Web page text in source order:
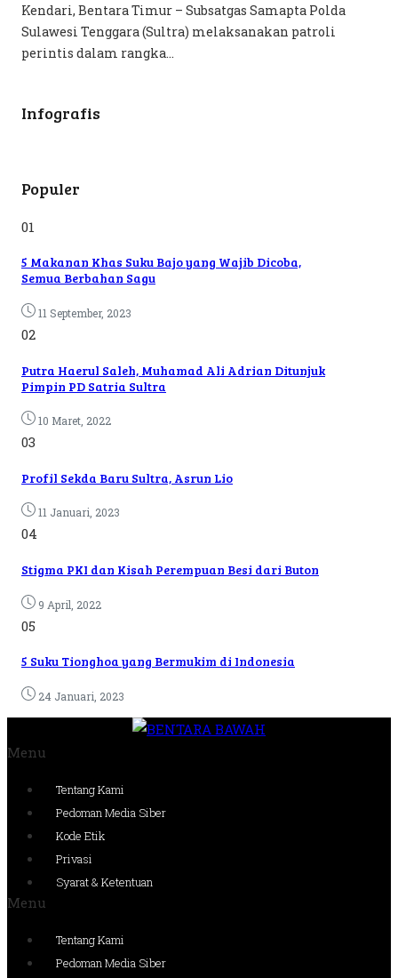
Kendari, Bentara Timur – Subsatgas Samapta Polda
Sulawesi Tenggara (Sultra) melaksanakan patroli
perintis dalam rangka...
Infografis
Populer
01
5 Makanan Khas Suku Bajo yang Wajib Dicoba,
Semua Berbahan Sagu
11 September, 2023
02
Putra Haerul Saleh, Muhamad Ali Adrian Ditunjuk
Pimpin PD Satria Sultra
10 Maret, 2022
03
Profil Sekda Baru Sultra, Asrun Lio
11 Januari, 2023
04
Stigma PKI dan Kisah Perempuan Besi dari Buton
9 April, 2022
05
5 Suku Tionghoa yang Bermukim di Indonesia
24 Januari, 2023
Menu
Tentang Kami
Pedoman Media Siber
Kode Etik
Privasi
Syarat & Ketentuan
Menu
Tentang Kami
Pedoman Media Siber